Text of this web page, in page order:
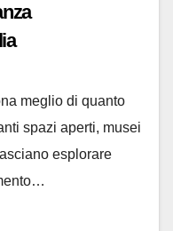
meglio di quanto
spazi aperti, musei
esplorare